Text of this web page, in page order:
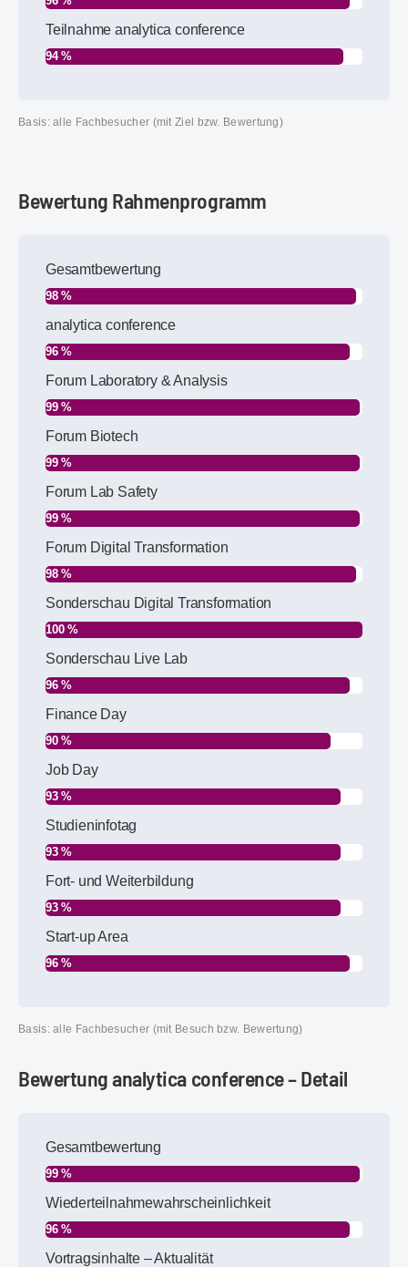
Teilnahme analytica conference
94 %
Basis: alle Fachbesucher (mit Ziel bzw. Bewertung)
Bewertung Rahmenprogramm
Gesamtbewertung
98 %
analytica conference
96 %
Forum Laboratory & Analysis
99 %
Forum Biotech
99 %
Forum Lab Safety
99 %
Forum Digital Transformation
98 %
Sonderschau Digital Transformation
100 %
Sonderschau Live Lab
96 %
Finance Day
90 %
Job Day
93 %
Studieninfotag
93 %
Fort- und Weiterbildung
93 %
Start-up Area
96 %
Basis: alle Fachbesucher (mit Besuch bzw. Bewertung)
Bewertung analytica conference – Detail
Gesamtbewertung
99 %
Wiederteilnahmewahrscheinlichkeit
96 %
Vortragsinhalte – Aktualität